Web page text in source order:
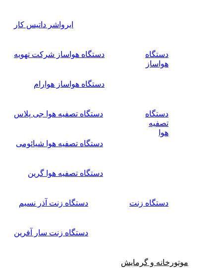
ایرواشر داتیس کار
دستگاه
هواساز
دستگاه هواساز شرکت تهویه
دستگاه هواساز هوارام
دستگاه
تصفیه
هوا
دستگاه تصفیه هوا جی پلاس
دستگاه تصفیه هوا شیائومی
دستگاه تصفیه هوا گرین
دستگاه زنت دستگاه زنت آذر نسیم
دستگاه زنت سار آفرین
موتورخانه و گرمایش